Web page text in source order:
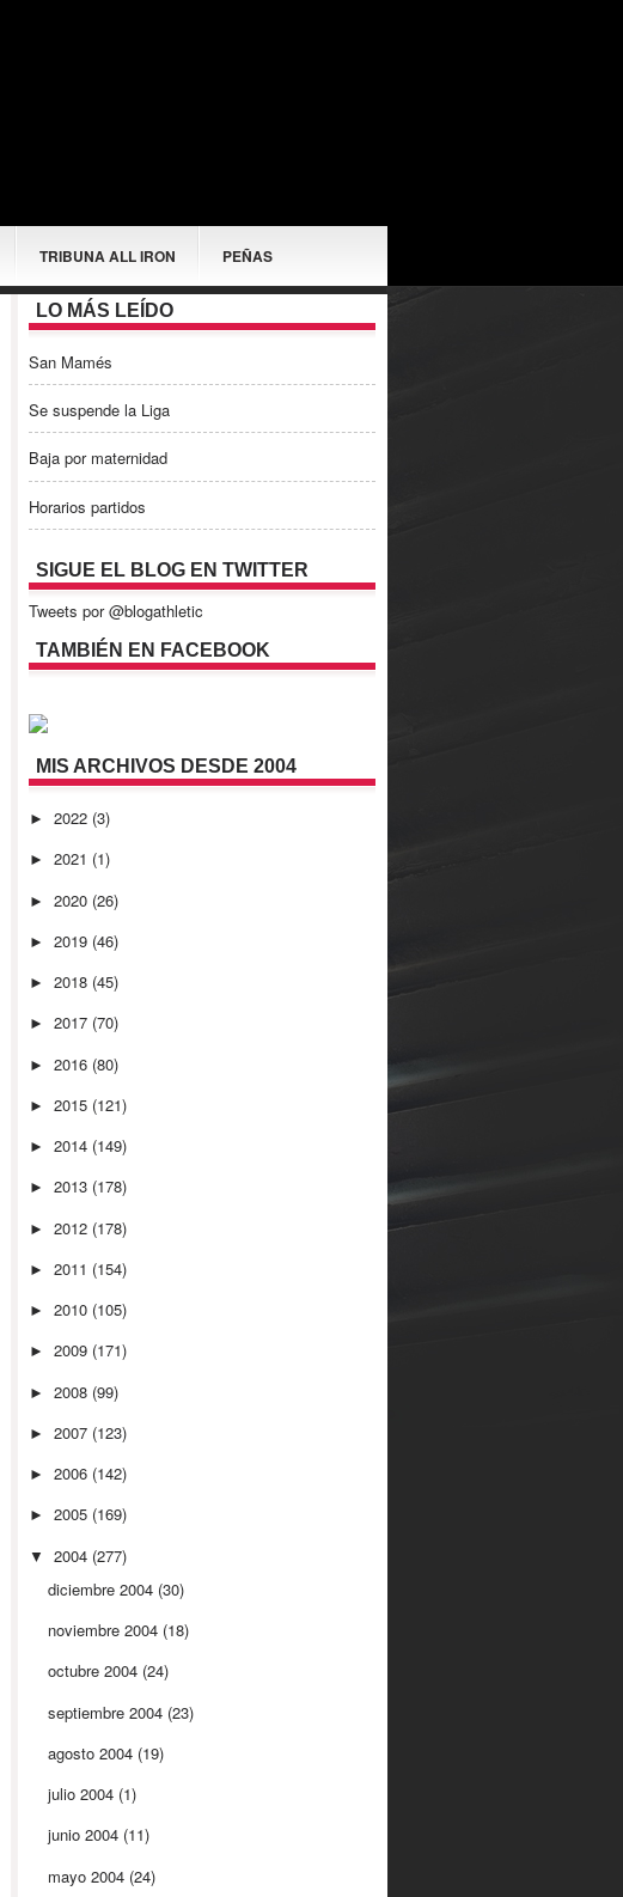
TRIBUNA ALL IRON PEÑAS
LO MÁS LEÍDO
San Mamés
Se suspende la Liga
Baja por maternidad
Horarios partidos
SIGUE EL BLOG EN TWITTER
Tweets por @blogathletic
TAMBIÉN EN FACEBOOK
MIS ARCHIVOS DESDE 2004
► 2022 (3)
► 2021 (1)
► 2020 (26)
► 2019 (46)
► 2018 (45)
► 2017 (70)
► 2016 (80)
► 2015 (121)
► 2014 (149)
► 2013 (178)
► 2012 (178)
► 2011 (154)
► 2010 (105)
► 2009 (171)
► 2008 (99)
► 2007 (123)
► 2006 (142)
► 2005 (169)
▼ 2004 (277)
diciembre 2004 (30)
noviembre 2004 (18)
octubre 2004 (24)
septiembre 2004 (23)
agosto 2004 (19)
julio 2004 (1)
junio 2004 (11)
mayo 2004 (24)